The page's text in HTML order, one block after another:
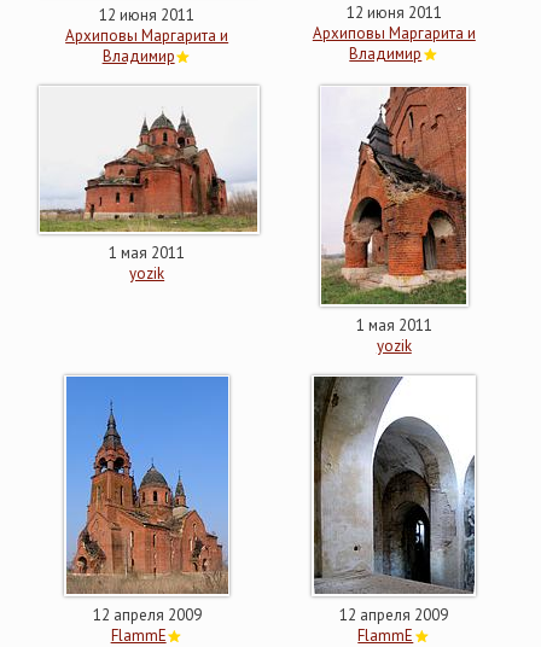
12 июня 2011
Архиповы Маргарита и
Владимир
12 июня 2011
Архиповы Маргарита и
Владимир
1 мая 2011
yozik
1 мая 2011
yozik
12 апреля 2009
FlammE
12 апреля 2009
FlammE